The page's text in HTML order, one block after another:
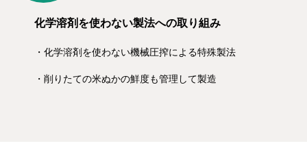
化学溶剤を使わない製法への取り組み
・化学溶剤を使わない機械圧搾による特殊製法
・削りたての米ぬかの鮮度も管理して製造